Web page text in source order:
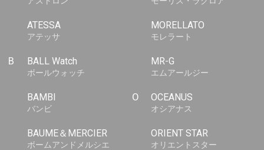
ATESSA
アテッサ
B BALL Watch
ボールウォッチ
BAMBI
バンビ
BAUME＆MERCIER
ボームアンドメルシエ
MORELLATO
モレラート
MR-G
エムアールジー
O OCEANUS
オシアナス
ORIENT STAR
オリエントスター